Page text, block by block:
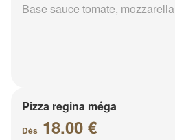
Base sauce tomate, mozzarella
Pizza regina méga
Dès 18.00 €